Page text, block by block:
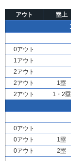
アウト 塁上
0アウト
1アウト
2アウト
2アウト
1塁
2アウト
1・2塁
0アウト
0アウト
1塁
0アウト
2塁